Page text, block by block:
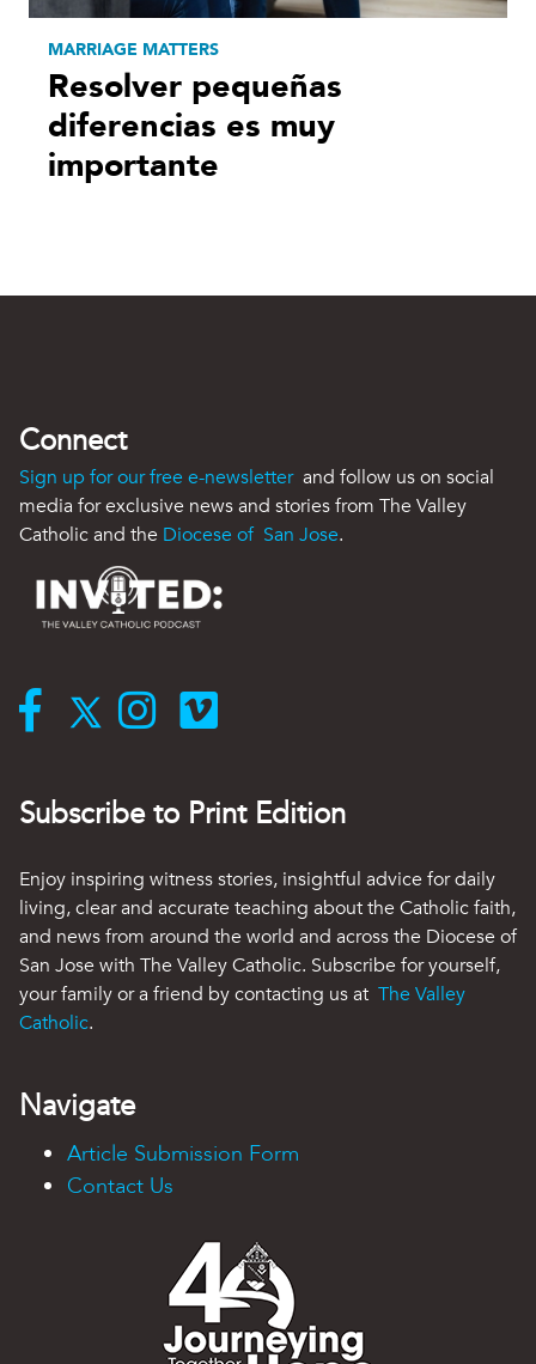
MARRIAGE MATTERS
Resolver pequeñas
diferencias es muy
importante
Connect
Sign up for our free e-newsletter and follow us on social
media for exclusive news and stories from The Valley
Catholic and the Diocese of San Jose.
Subscribe to Print Edition
Enjoy inspiring witness stories, insightful advice for daily
living, clear and accurate teaching about the Catholic faith,
and news from around the world and across the Diocese of
San Jose with The Valley Catholic. Subscribe for yourself,
your family or a friend by contacting us at The Valley
Catholic.
Navigate
Article Submission Form
Contact Us